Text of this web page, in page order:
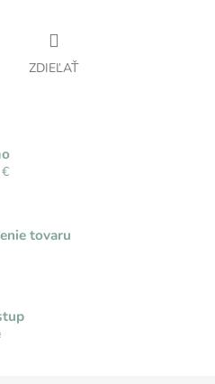
ZDIEĽAŤ
tovaru